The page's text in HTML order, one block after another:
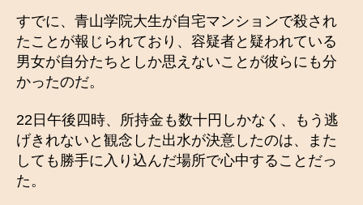
すでに、青山学院大生が自宅マンションで殺され
たことが報じられており、容疑者と疑われている
男女が自分たちとしか思えないことが彼らにも分
かったのだ。
22日午後四時、所持金も数十円しかなく、もう逃
げきれないと観念した出水が決意したのは、また
しても勝手に入り込んだ場所で心中することだっ
た。